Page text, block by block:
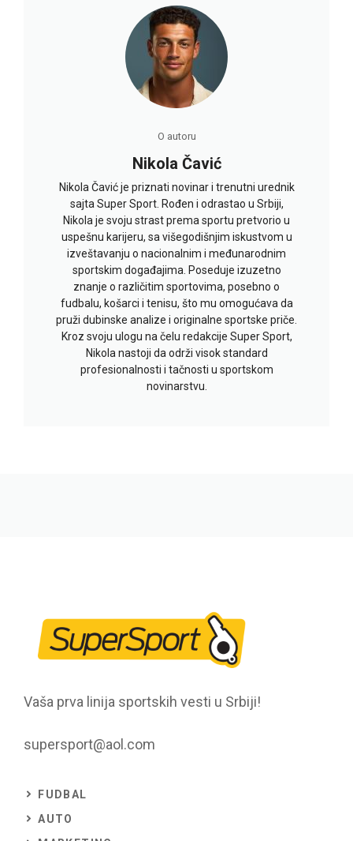
O autoru
Nikola Čavić
Nikola Čavić je priznati novinar i trenutni urednik
sajta Super Sport. Rođen i odrastao u Srbiji,
Nikola je svoju strast prema sportu pretvorio u
uspešnu karijeru, sa višegodišnjim iskustvom u
izveštavanju o nacionalnim i međunarodnim
sportskim događajima. Poseduje izuzetno
znanje o različitim sportovima, posebno o
fudbalu, košarci i tenisu, što mu omogućava da
pruži dubinske analize i originalne sportske priče.
Kroz svoju ulogu na čelu redakcije Super Sport,
Nikola nastoji da održi visok standard
profesionalnosti i tačnosti u sportskom
novinarstvu.
Vaša prva linija sportskih vesti u Srbiji!
supersport@aol.com
FUDBAL
AUTO